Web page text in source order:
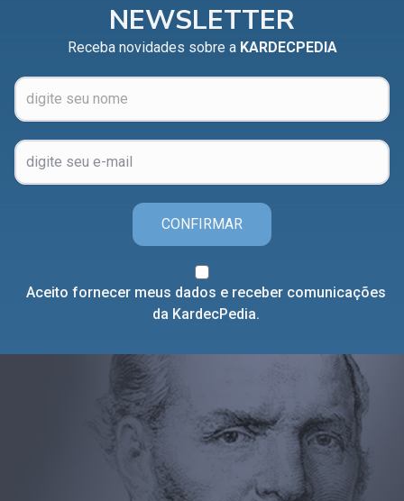
NEWSLETTER
Receba novidades sobre a KARDECPEDIA
CONFIRMAR
Aceito fornecer meus dados e receber comunicações
da KardecPedia.